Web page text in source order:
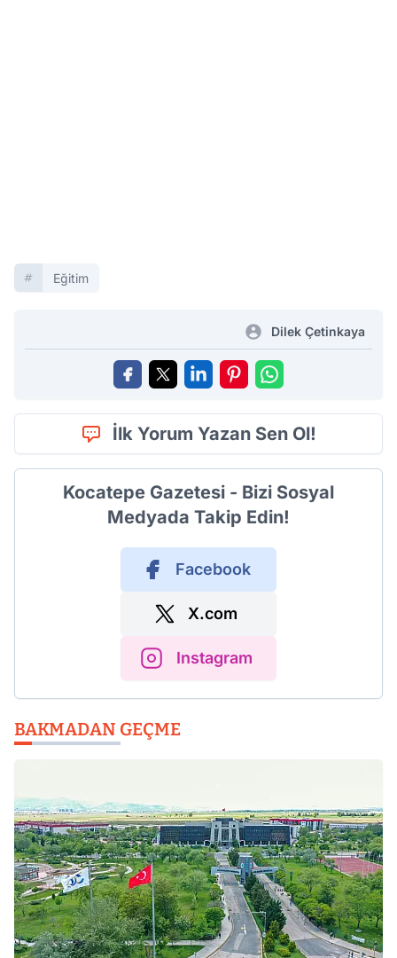
Eğitim
Dilek Çetinkaya
İlk Yorum Yazan Sen Ol!
Kocatepe Gazetesi - Bizi Sosyal
Medyada Takip Edin!
Facebook
X.com
Instagram
BAKMADAN GEÇME